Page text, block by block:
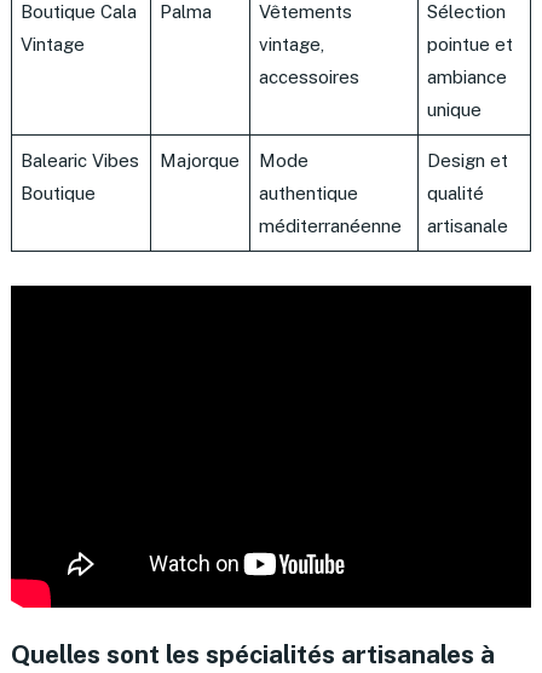
Boutique Cala
Vintage
Palma
Vêtements
vintage,
accessoires
Sélection
pointue et
ambiance
unique
Balearic Vibes
Boutique
Majorque
Mode
authentique
méditerranéenne
Design et
qualité
artisanale
Quelles sont les spécialités artisanales à